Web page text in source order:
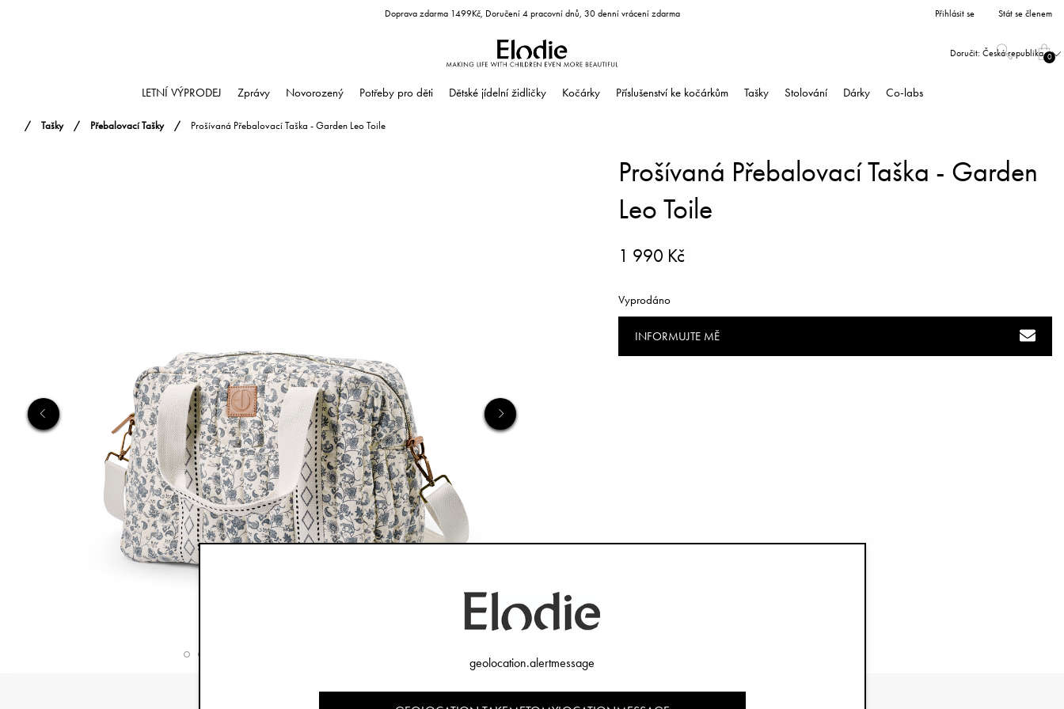
Doprava zdarma 1499Kč, Doručení 4 pracovní dnů, 30 denní vrácení zdarma Přihlásit se Stát se členem
Doručit: Česká republika 0
LETNÍ VÝPRODEJ Zprávy Novorozený Potřeby pro děti Dětské jídelní židličky Kočárky Příslušenství ke kočárkům Tašky Stolování Dárky Co-labs
Tašky Přebalovací Tašky Prošívaná Přebalovací Taška - Garden Leo Toile
Prošívaná Přebalovací Taška - Garden
Leo Toile
1 990 Kč
Vyprodáno
INFORMUJTE MĚ
geolocation.alertmessage